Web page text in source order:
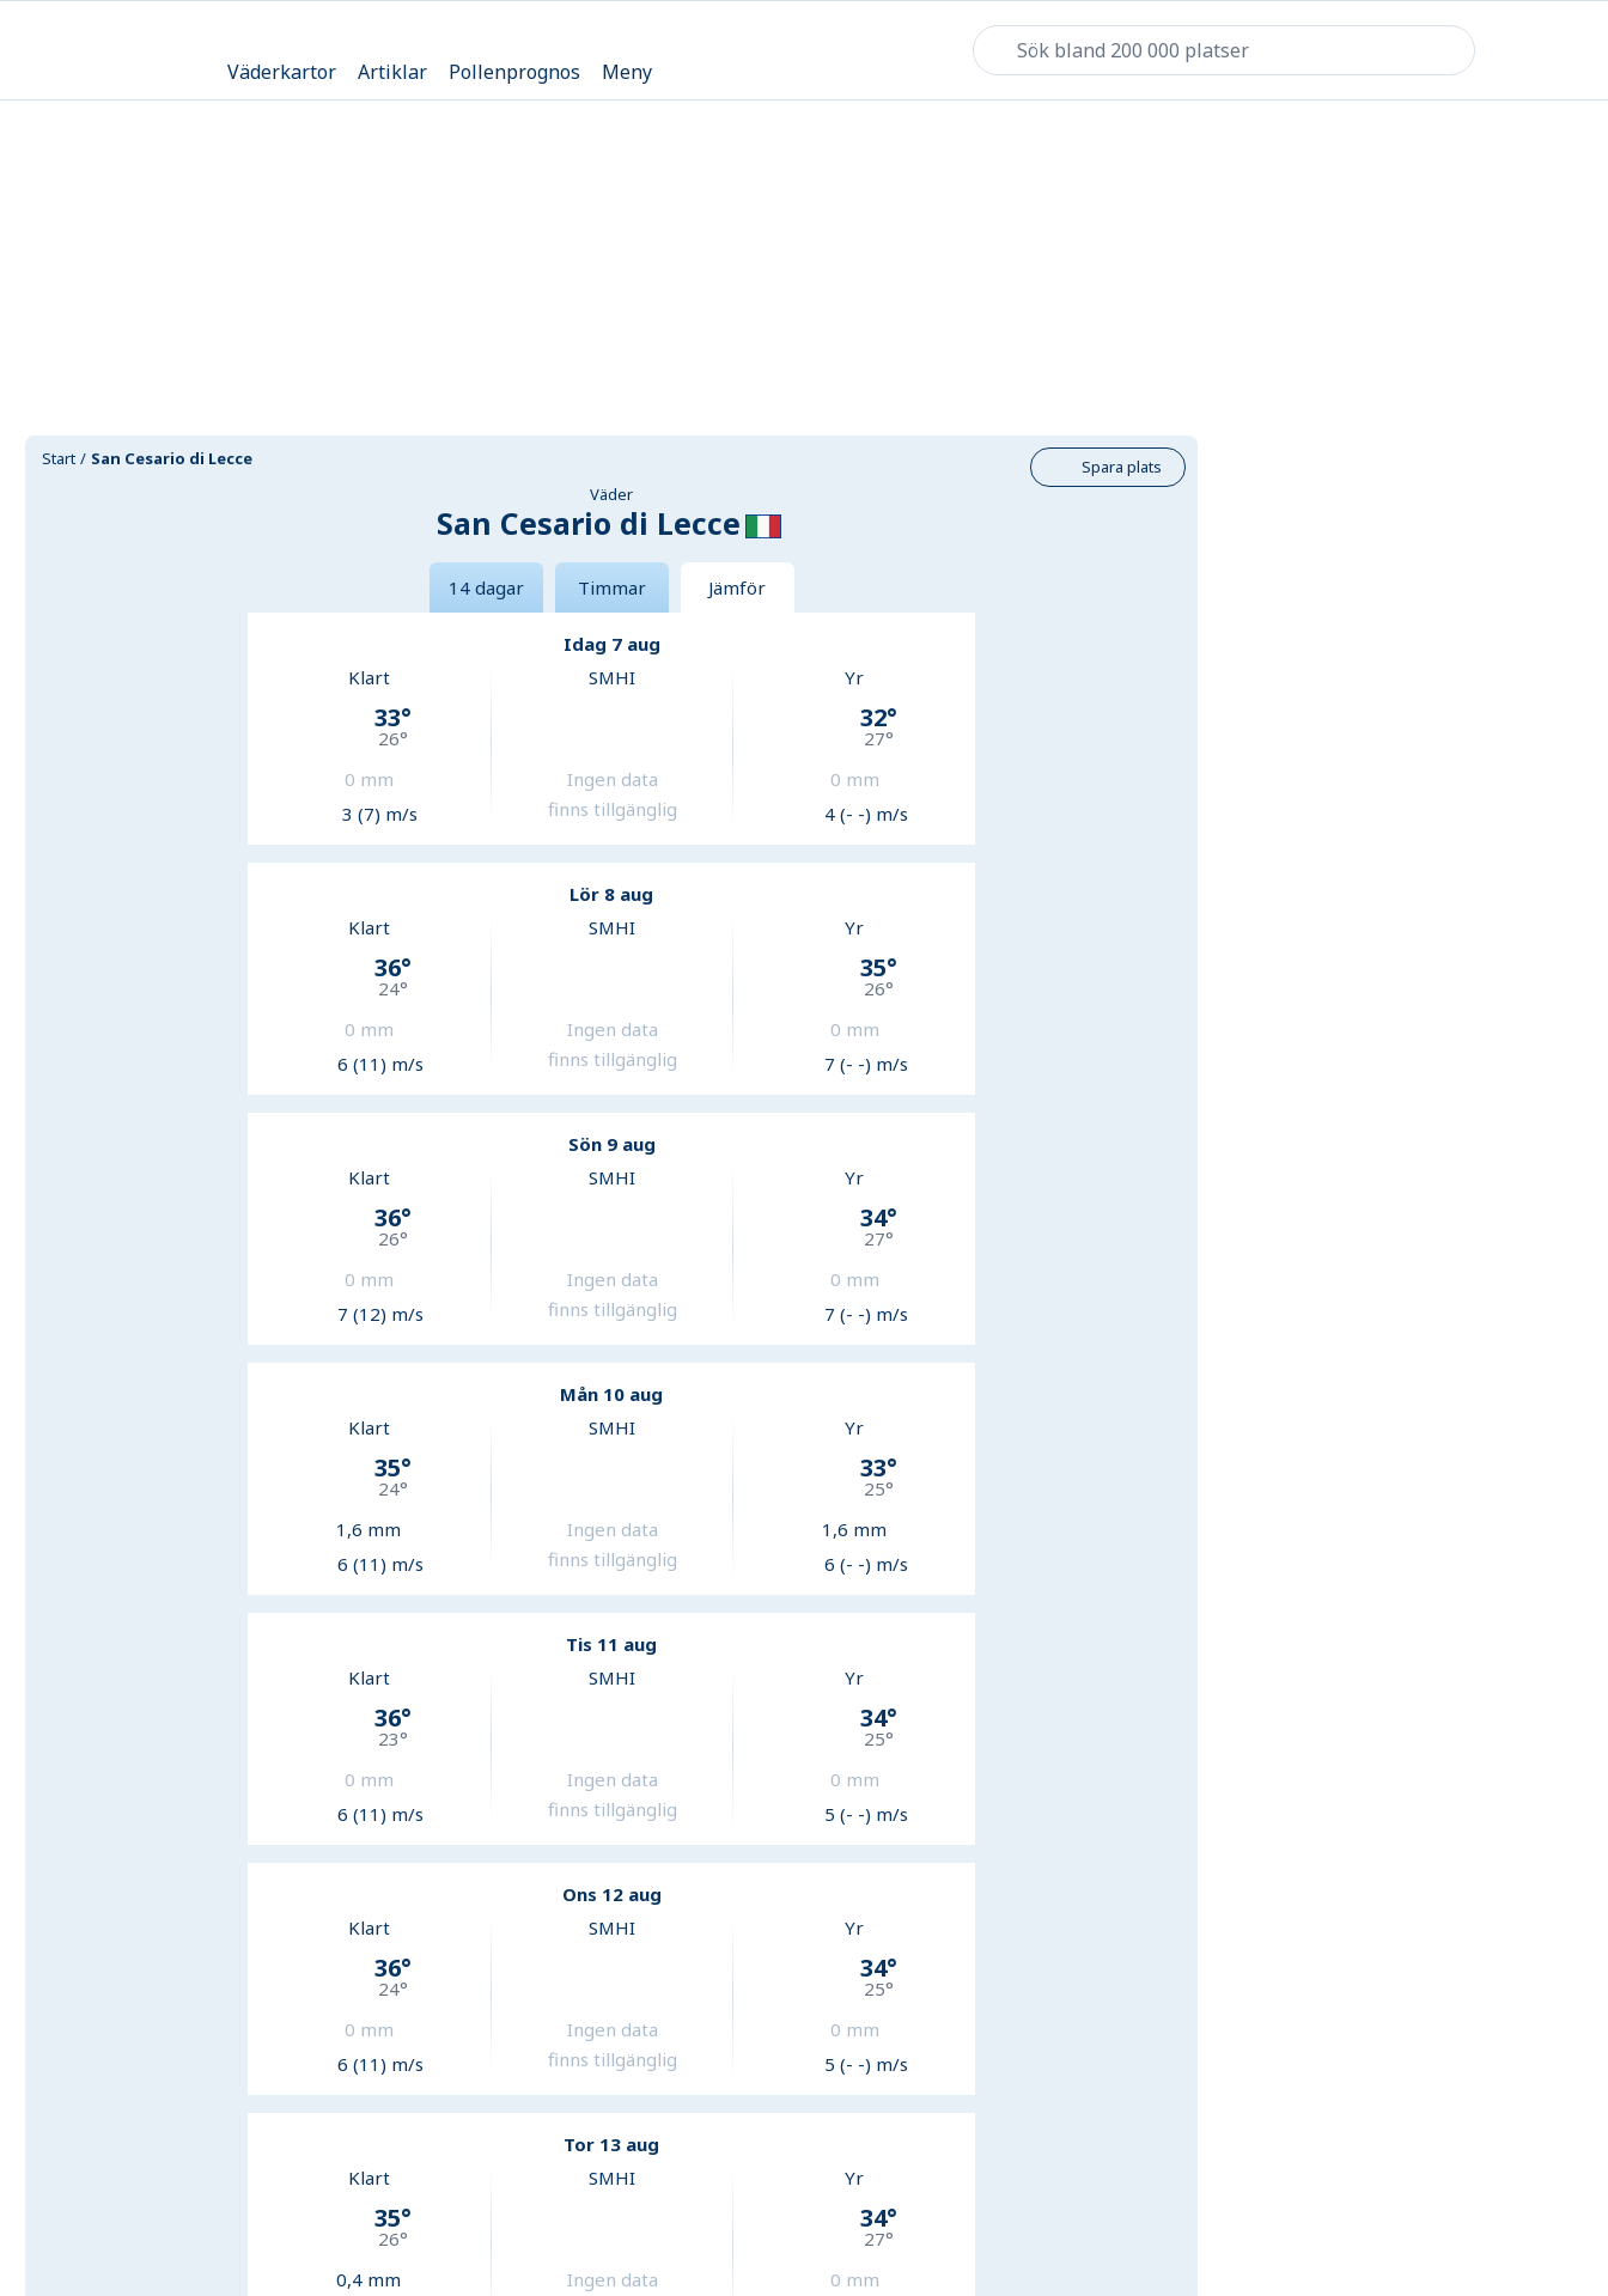
Väderkartor Artiklar Pollenprognos Meny
Start San Cesario di Lecce
Spara plats
Väder
San Cesario di Lecce
14 dagar Timmar Jämför
Idag 7 aug
Klart
33°
26°
0 mm
3 (7) m/s
SMHI
Ingen data
finns tillgänglig
Yr
32°
27°
0 mm
4 (- -) m/s
Lör 8 aug
Klart
36°
24°
0 mm
6 (11) m/s
SMHI
Ingen data
finns tillgänglig
Yr
35°
26°
0 mm
7 (- -) m/s
Sön 9 aug
Klart
36°
26°
0 mm
7 (12) m/s
SMHI
Ingen data
finns tillgänglig
Yr
34°
27°
0 mm
7 (- -) m/s
Mån 10 aug
Klart
35°
24°
1,6 mm
6 (11) m/s
SMHI
Ingen data
finns tillgänglig
Yr
33°
25°
1,6 mm
6 (- -) m/s
Tis 11 aug
Klart
36°
23°
0 mm
6 (11) m/s
SMHI
Ingen data
finns tillgänglig
Yr
34°
25°
0 mm
5 (- -) m/s
Ons 12 aug
Klart
36°
24°
0 mm
6 (11) m/s
SMHI
Ingen data
finns tillgänglig
Yr
34°
25°
0 mm
5 (- -) m/s
Tor 13 aug
Klart
35°
26°
0,4 mm
SMHI
Ingen data
Yr
34°
27°
0 mm